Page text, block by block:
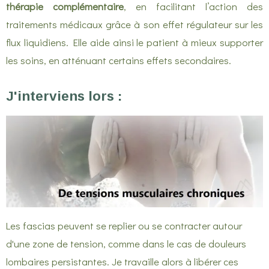
thérapie complémentaire, en facilitant l’action des
traitements médicaux grâce à son effet régulateur sur les
flux liquidiens. Elle aide ainsi le patient à mieux supporter
les soins, en atténuant certains effets secondaires.
J'interviens lors :
Les fascias peuvent se replier ou se contracter autour
d'une zone de tension, comme dans le cas de douleurs
lombaires persistantes. Je travaille alors à libérer ces